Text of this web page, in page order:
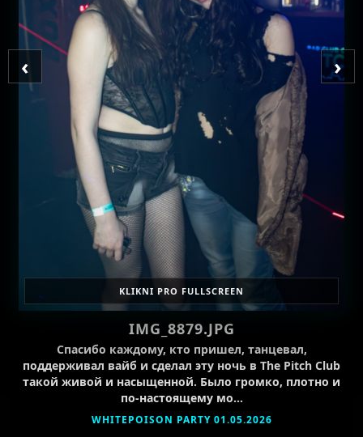
‹ ›
KLIKNI PRO FULLSCREEN
IMG_8879.JPG
Спасибо каждому, кто пришел, танцевал,
поддерживал вайб и сделал эту ночь в The Pitch Club
такой живой и насыщенной. Было громко, плотно и
по-настоящему мо…
WHITEPOISON PARTY 01.05.2026